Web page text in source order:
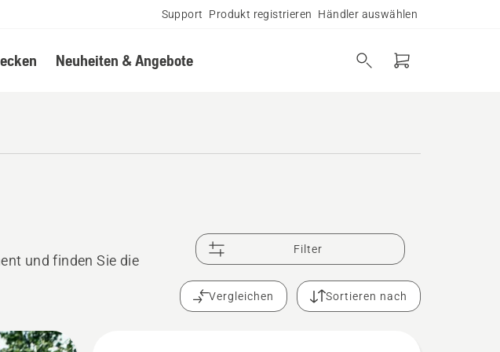
Support Produkt registrieren Händler auswählen
Neuheiten & Angebote
und finden Sie die
Filter
Vergleichen Sortieren nach